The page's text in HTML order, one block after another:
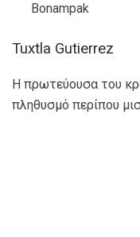
Bonampak
Tuxtla Gutierrez
Η πρωτεύουσα του
πληθυσμό περίπου